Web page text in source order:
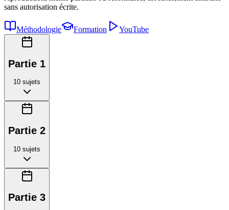
sans autorisation écrite.
Méthodologie Formation YouTube
Partie 1
10 sujets
Partie 2
10 sujets
Partie 3